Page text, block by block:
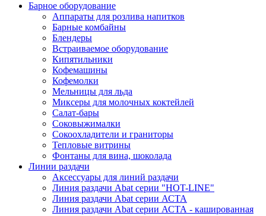
Барное оборудование
Аппараты для розлива напитков
Барные комбайны
Блендеры
Встраиваемое оборудование
Кипятильники
Кофемашины
Кофемолки
Мельницы для льда
Миксеры для молочных коктейлей
Салат-бары
Соковыжималки
Сокоохладители и граниторы
Тепловые витрины
Фонтаны для вина, шоколада
Линии раздачи
Аксессуары для линий раздачи
Линия раздачи Abat серии "HOT-LINE"
Линия раздачи Abat серии АСТА
Линия раздачи Abat серии АСТА - кашированная